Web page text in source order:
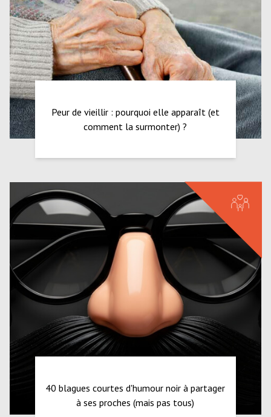
Peur de vieillir : pourquoi elle apparaît (et
comment la surmonter) ?
40 blagues courtes d'humour noir à partager
à ses proches (mais pas tous)